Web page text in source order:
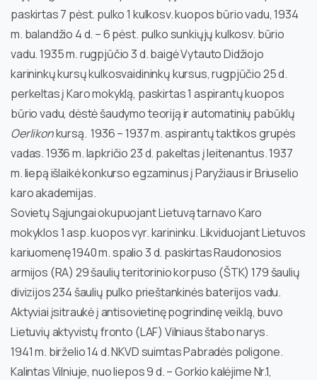
paskirtas 7 pėst. pulko 1 kulkosv. kuopos būrio vadu, 1934
m. balandžio 4 d. – 6 pėst. pulko sunkiųjų kulkosv. būrio
vadu. 1935 m. rugpjūčio 3 d. baigė Vytauto Didžiojo
karininkų kursų kulkosvaidininkų kursus, rugpjūčio 25 d.
perkeltas į Karo mokyklą, paskirtas 1 aspirantų kuopos
būrio vadu, dėstė šaudymo teoriją ir automatinių pabūklų
Oerlikonkursą. 1936 – 1937 m. aspirantų taktikos grupės
vadas. 1936 m. lapkričio 23 d. pakeltas į leitenantus. 1937
m. liepą išlaikė konkurso egzaminus į Paryžiaus ir Briuselio
karo akademijas.
Sovietų Sąjungai okupuojant Lietuvą tarnavo Karo
mokyklos 1 asp. kuopos vyr. karininku. Likviduojant Lietuvos
kariuomenę 1940 m. spalio 3 d. paskirtas Raudonosios
armijos (RA) 29 šaulių teritorinio korpuso (ŠTK) 179 šaulių
divizijos 234 šaulių pulko prieštankinės baterijos vadu.
Aktyviai įsitraukė į antisovietinę pogrindinę veiklą, buvo
Lietuvių aktyvistų fronto (LAF) Vilniaus štabo narys.
1941 m. birželio 14 d. NKVD suimtas Pabradės poligone.
Kalintas Vilniuje, nuo liepos 9 d. – Gorkio kalėjime Nr.1,